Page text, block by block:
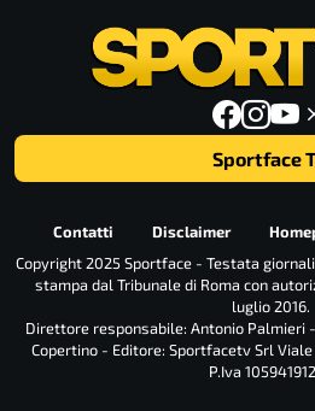
Sportface
Contatti Disclaimer
Copyright 2025 Sportface - Testata
stampa dal Tribunale di Roma con
luglio 2016.
Direttore responsabile: Antonio Palmieri
Copertino - Editore: Sportfacetv Srl
P.Iva